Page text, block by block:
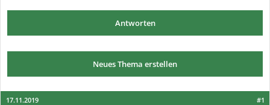
Antworten
Neues Thema erstellen
#1
17.11.2019